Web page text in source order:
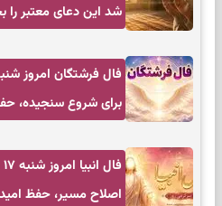
شد این دعای معتبر را
برای شروع سنجیده،
اصلاح مسیر، حفظ